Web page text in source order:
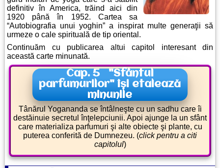
definitiv în America, trăind aici din
1920 până în 1952. Cartea sa
“Autobiografia unui yoghin” a inspirat multe generaţii să
urmeze o cale spirituală de tip oriental.
Continuăm cu publicarea altui capitol interesant din
această carte minunată.
Cap. 5 "Sfântul
parfumurilor" îşi etalează
minunile
Tânărul Yogananda se întâlneşte cu un sadhu care îi
destăinuie secretul înţelepciunii. Apoi ajunge la un sfânt
care materializa parfumuri şi alte obiecte şi plante, cu
puterea conferită de Dumnezeu. (click pentru a citi
capitolul)